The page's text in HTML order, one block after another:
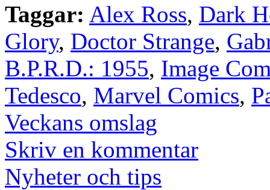
Taggar: Alex Ross, Dark
Glory, Doctor Strange,
B.P.R.D.: 1955, Image
Tedesco, Marvel Comics,
Veckans omslag
Skriv en kommentar
Nyheter och tips